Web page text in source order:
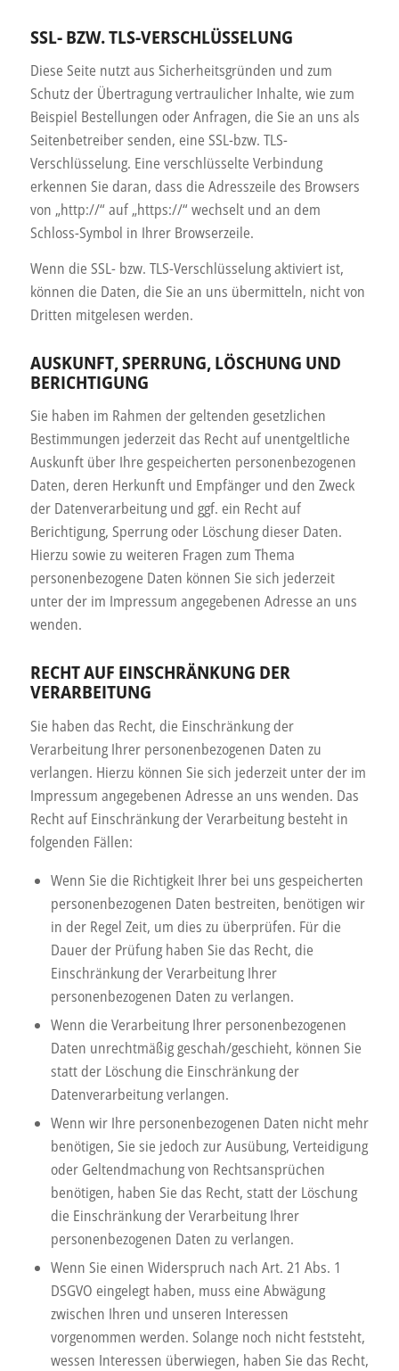
SSL- BZW. TLS-VERSCHLÜSSELUNG
Diese Seite nutzt aus Sicherheitsgründen und zum
Schutz der Übertragung vertraulicher Inhalte, wie zum
Beispiel Bestellungen oder Anfragen, die Sie an uns als
Seitenbetreiber senden, eine SSL-bzw. TLS-
Verschlüsselung. Eine verschlüsselte Verbindung
erkennen Sie daran, dass die Adresszeile des Browsers
von „http://“ auf „https://“ wechselt und an dem
Schloss-Symbol in Ihrer Browserzeile.
Wenn die SSL- bzw. TLS-Verschlüsselung aktiviert ist,
können die Daten, die Sie an uns übermitteln, nicht von
Dritten mitgelesen werden.
AUSKUNFT, SPERRUNG, LÖSCHUNG UND
BERICHTIGUNG
Sie haben im Rahmen der geltenden gesetzlichen
Bestimmungen jederzeit das Recht auf unentgeltliche
Auskunft über Ihre gespeicherten personenbezogenen
Daten, deren Herkunft und Empfänger und den Zweck
der Datenverarbeitung und ggf. ein Recht auf
Berichtigung, Sperrung oder Löschung dieser Daten.
Hierzu sowie zu weiteren Fragen zum Thema
personenbezogene Daten können Sie sich jederzeit
unter der im Impressum angegebenen Adresse an uns
wenden.
RECHT AUF EINSCHRÄNKUNG DER
VERARBEITUNG
Sie haben das Recht, die Einschränkung der
Verarbeitung Ihrer personenbezogenen Daten zu
verlangen. Hierzu können Sie sich jederzeit unter der im
Impressum angegebenen Adresse an uns wenden. Das
Recht auf Einschränkung der Verarbeitung besteht in
folgenden Fällen:
Wenn Sie die Richtigkeit Ihrer bei uns gespeicherten
personenbezogenen Daten bestreiten, benötigen wir
in der Regel Zeit, um dies zu überprüfen. Für die
Dauer der Prüfung haben Sie das Recht, die
Einschränkung der Verarbeitung Ihrer
personenbezogenen Daten zu verlangen.
Wenn die Verarbeitung Ihrer personenbezogenen
Daten unrechtmäßig geschah/geschieht, können Sie
statt der Löschung die Einschränkung der
Datenverarbeitung verlangen.
Wenn wir Ihre personenbezogenen Daten nicht mehr
benötigen, Sie sie jedoch zur Ausübung, Verteidigung
oder Geltendmachung von Rechtsansprüchen
benötigen, haben Sie das Recht, statt der Löschung
die Einschränkung der Verarbeitung Ihrer
personenbezogenen Daten zu verlangen.
Wenn Sie einen Widerspruch nach Art. 21 Abs. 1
DSGVO eingelegt haben, muss eine Abwägung
zwischen Ihren und unseren Interessen
vorgenommen werden. Solange noch nicht feststeht,
wessen Interessen überwiegen, haben Sie das Recht,